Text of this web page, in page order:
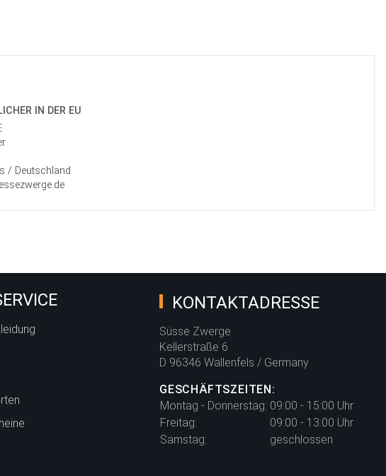
IN DER EU
/ Deutschland
KONTAKTADRESSE
Süsse Zwerge
Kellerstraße 6
D 96346 Wallenfels / Germany
GESCHÄFTSZEITEN:
Montag - Donnerstag: 09:00 - 15:00 Uhr
Freitag:
09:00 - 13:00 Uhr
Samstag:
geschlossen